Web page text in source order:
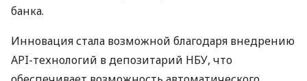
банка.
Инновация стала возможной благодаря внедрению
API-технологий в депозитарий НБУ, что